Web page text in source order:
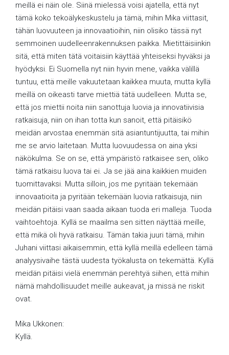
meillä ei näin ole. Siinä mielessä voisi ajatella, että nyt
tämä koko tekoälykeskustelu ja tämä, mihin Mika viittasit,
tähän luovuuteen ja innovaatioihin, niin olisiko tässä nyt
semmoinen uudelleenrakennuksen paikka. Mietittäisiinkin
sitä, että miten tätä voitaisiin käyttää yhteiseksi hyväksi ja
hyödyksi. Ei Suomella nyt niin hyvin mene, vaikka välillä
tuntuu, että meille vakuutetaan kaikkea muuta, mutta kyllä
meillä on oikeasti tarve miettiä tätä uudelleen. Mutta se,
että jos miettii noita niin sanottuja luovia ja innovatiivisia
ratkaisuja, niin on ihan totta kun sanoit, että pitäisikö
meidän arvostaa enemmän sitä asiantuntijuutta, tai mihin
me se arvio laitetaan. Mutta luovuudessa on aina yksi
näkökulma. Se on se, että ympäristö ratkaisee sen, oliko
tämä ratkaisu luova tai ei. Ja se jää aina kaikkien muiden
tuomittavaksi. Mutta silloin, jos me pyritään tekemään
innovaatioita ja pyritään tekemään luovia ratkaisuja, niin
meidän pitäisi vaan saada aikaan tuoda eri malleja. Tuoda
vaihtoehtoja. Kyllä se maailma sen sitten näyttää meille,
että mikä oli hyvä ratkaisu. Tämän takia juuri tämä, mihin
Juhani viittasi aikaisemmin, että kyllä meillä edelleen tämä
analyysivaihe tästä uudesta työkalusta on tekemättä. Kyllä
meidän pitäisi vielä enemmän perehtyä siihen, että mihin
nämä mahdollisuudet meille aukeavat, ja missä ne riskit
ovat.
Mika Ukkonen:
Kyllä.